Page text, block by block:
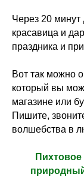
Через 20 минут
красавица и
праздника и
Вот так можно
который вы
магазине или
Пишите,
волшебства в